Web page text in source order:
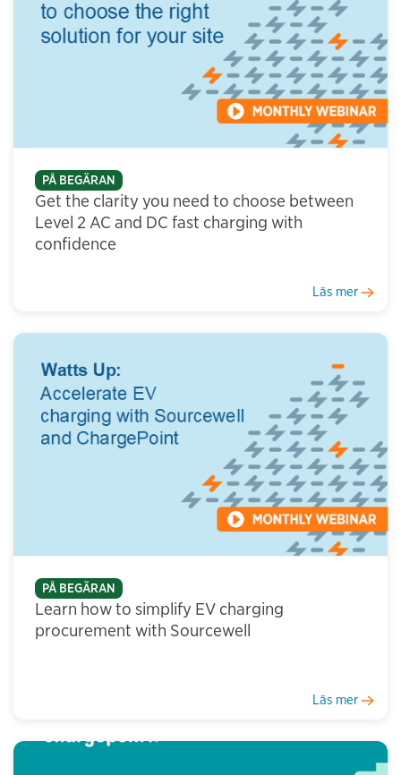
PÅ BEGÄRAN
Get the clarity you need to choose between
Level 2 AC and DC fast charging with
confidence
Läs mer
PÅ BEGÄRAN
Learn how to simplify EV charging
procurement with Sourcewell
Läs mer